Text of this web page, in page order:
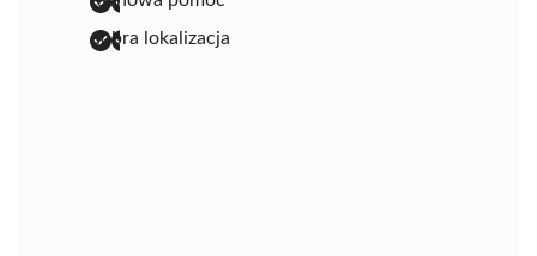
dobra lokalizacja